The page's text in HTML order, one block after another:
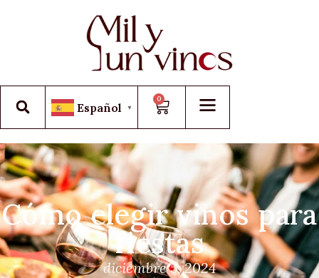
Español ▼
0
Cómo elegir vinos para
fiestas
diciembre 5, 2024